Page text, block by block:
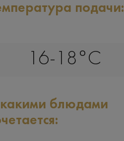
подачи:
16-18°C
блюдами